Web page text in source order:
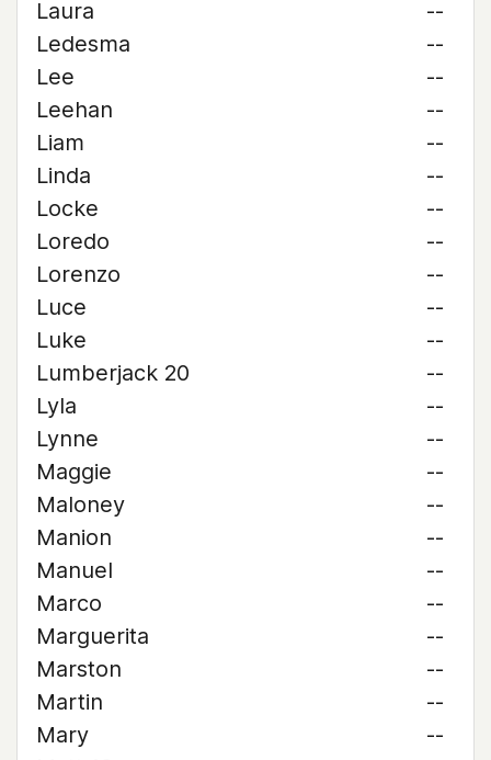
Laura
--
Ledesma
--
Lee
--
Leehan
--
Liam
--
Linda
--
Locke
--
Loredo
--
Lorenzo
--
Luce
--
Luke
--
Lumberjack 20
--
Lyla
--
Lynne
--
Maggie
--
Maloney
--
Manion
--
Manuel
--
Marco
--
Marguerita
--
Marston
--
Martin
--
Mary
--